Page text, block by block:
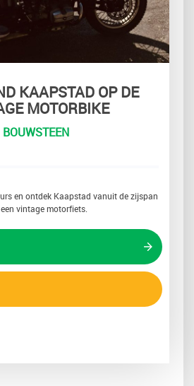
KAAPSTAD OP DE
MOTORBIKE
BOUWSTEEN
en ontdek Kaapstad vanuit de zijspan
vintage motorfiets.